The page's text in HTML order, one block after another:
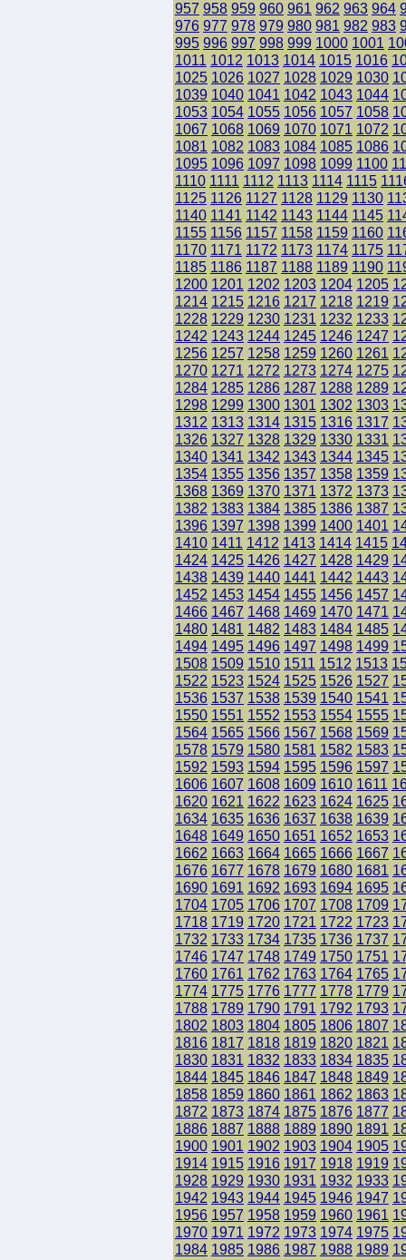
957 958 959 960 961 962 963 964
976 977 978 979 980 981 982 983
995 996 997 998 999 1000 1001
1011 1012 1013 1014 1015 1016
1025 1026 1027 1028 1029 1030
1039 1040 1041 1042 1043 1044
1053 1054 1055 1056 1057 1058
1067 1068 1069 1070 1071 1072
1081 1082 1083 1084 1085 1086
1095 1096 1097 1098 1099 1100
1110 1111 1112 1113 1114 1115
1125 1126 1127 1128 1129 1130
1140 1141 1142 1143 1144 1145
1155 1156 1157 1158 1159 1160
1170 1171 1172 1173 1174 1175
1185 1186 1187 1188 1189 1190
1200 1201 1202 1203 1204 1205
1214 1215 1216 1217 1218 1219
1228 1229 1230 1231 1232 1233
1242 1243 1244 1245 1246 1247
1256 1257 1258 1259 1260 1261
1270 1271 1272 1273 1274 1275
1284 1285 1286 1287 1288 1289
1298 1299 1300 1301 1302 1303
1312 1313 1314 1315 1316 1317
1326 1327 1328 1329 1330 1331
1340 1341 1342 1343 1344 1345
1354 1355 1356 1357 1358 1359
1368 1369 1370 1371 1372 1373
1382 1383 1384 1385 1386 1387
1396 1397 1398 1399 1400 1401
1410 1411 1412 1413 1414 1415
1424 1425 1426 1427 1428 1429
1438 1439 1440 1441 1442 1443
1452 1453 1454 1455 1456 1457
1466 1467 1468 1469 1470 1471
1480 1481 1482 1483 1484 1485
1494 1495 1496 1497 1498 1499
1508 1509 1510 1511 1512 1513
1522 1523 1524 1525 1526 1527
1536 1537 1538 1539 1540 1541
1550 1551 1552 1553 1554 1555
1564 1565 1566 1567 1568 1569
1578 1579 1580 1581 1582 1583
1592 1593 1594 1595 1596 1597
1606 1607 1608 1609 1610 1611
1620 1621 1622 1623 1624 1625
1634 1635 1636 1637 1638 1639
1648 1649 1650 1651 1652 1653
1662 1663 1664 1665 1666 1667
1676 1677 1678 1679 1680 1681
1690 1691 1692 1693 1694 1695
1704 1705 1706 1707 1708 1709
1718 1719 1720 1721 1722 1723
1732 1733 1734 1735 1736 1737
1746 1747 1748 1749 1750 1751
1760 1761 1762 1763 1764 1765
1774 1775 1776 1777 1778 1779
1788 1789 1790 1791 1792 1793
1802 1803 1804 1805 1806 1807
1816 1817 1818 1819 1820 1821
1830 1831 1832 1833 1834 1835
1844 1845 1846 1847 1848 1849
1858 1859 1860 1861 1862 1863
1872 1873 1874 1875 1876 1877
1886 1887 1888 1889 1890 1891
1900 1901 1902 1903 1904 1905
1914 1915 1916 1917 1918 1919
1928 1929 1930 1931 1932 1933
1942 1943 1944 1945 1946 1947
1956 1957 1958 1959 1960 1961
1970 1971 1972 1973 1974 1975
1984 1985 1986 1987 1988 1989